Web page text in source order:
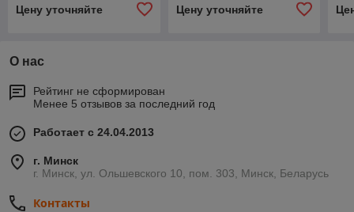
резьба G1 1/4"
Цену уточняйте
резьба G2"
Цену уточняйте
О нас
Рейтинг не сформирован
Менее 5 отзывов за последний год
Работает с 24.04.2013
г. Минск
г. Минск, ул. Ольшевского 10, пом. 303, Минск, Беларусь
Контакты